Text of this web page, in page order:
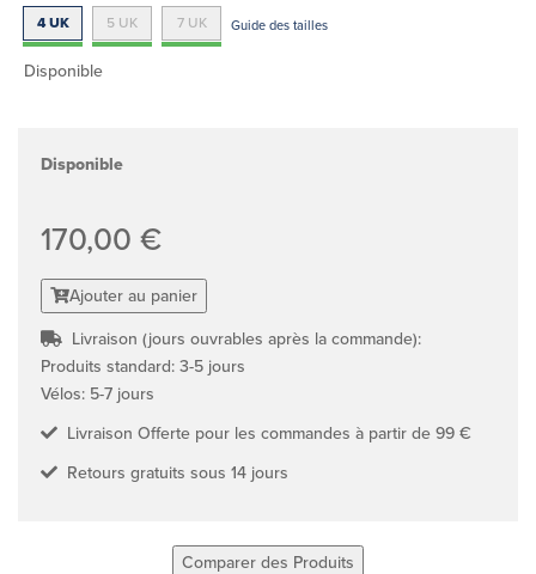
4 UK 5 UK 7 UK Guide des tailles
Disponible
Disponible
170,00 €
Ajouter au panier
Livraison (jours ouvrables après la commande):
Produits standard: 3-5 jours
Vélos: 5-7 jours
Livraison Offerte pour les commandes à partir de 99 €
Retours gratuits sous 14 jours
Comparer des Produits